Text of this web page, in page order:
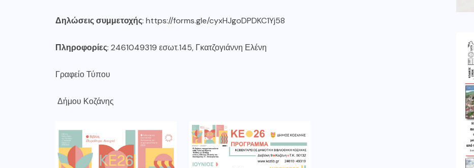
Δηλώσεις συμμετοχής: https://forms.gle/cyxHJgoDPDKC1Yj58
Πληροφορίες: 2461049319 εσωτ.145, Γκατζογιάννη Ελένη
Γραφείο Τύπου
Δήμου Κοζάνης